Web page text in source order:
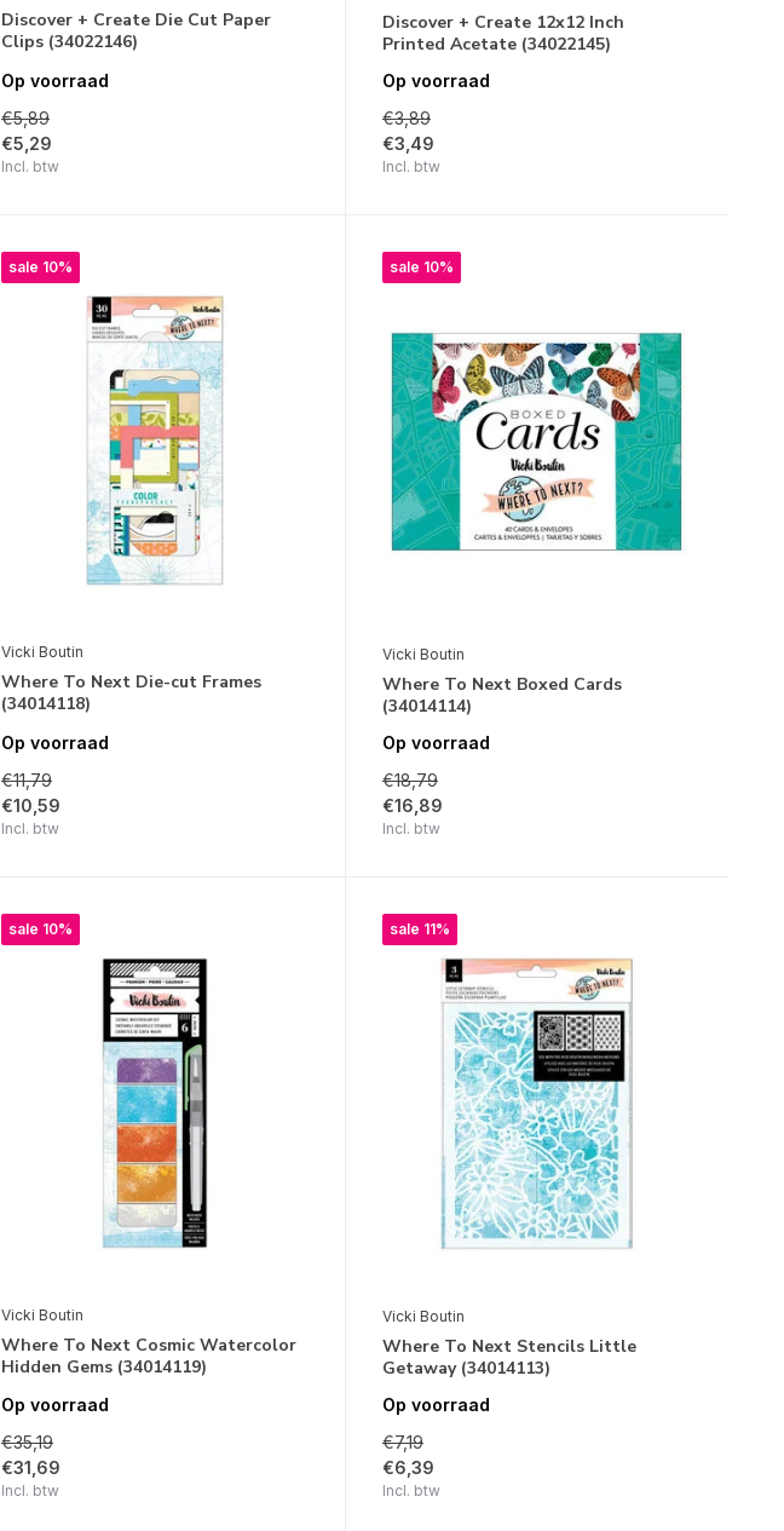
Discover + Create Die Cut Paper
Clips (34022146)
Op voorraad
€5,89
€5,29
Incl. btw
Discover + Create 12x12 Inch
Printed Acetate (34022145)
Op voorraad
€3,89
€3,49
Incl. btw
sale 10%
Vicki Boutin
Where To Next Die-cut Frames
(34014118)
Op voorraad
€11,79
€10,59
Incl. btw
sale 10%
Vicki Boutin
Where To Next Boxed Cards
(34014114)
Op voorraad
€18,79
€16,89
Incl. btw
sale 10%
Vicki Boutin
Where To Next Cosmic Watercolor
Hidden Gems (34014119)
Op voorraad
€35,19
€31,69
Incl. btw
sale 11%
Vicki Boutin
Where To Next Stencils Little
Getaway (34014113)
Op voorraad
€7,19
€6,39
Incl. btw